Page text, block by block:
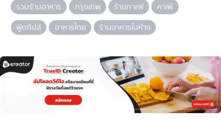
รวมร้านอาหาร
กรุงเทพ ร้านกาแฟ
คาเฟ่
ฟู้ดทิปส์
อาหารไทย ร้านอาหารในห้าง